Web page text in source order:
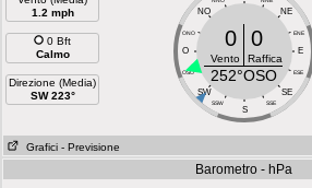
1.2 mph
0 Bft
Calmo
Direzione (Media)
SW 223°
NO
NE
O E
SW
SE
S
ONO ENE
OSO ESE
SSW SSE
0 0
Vento Raffica
252°OSO
Grafici - Previsione
Barometro - hPa